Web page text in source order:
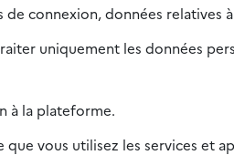
connexion, données relatives
uniquement les données
à la plateforme.
vous utilisez les services et